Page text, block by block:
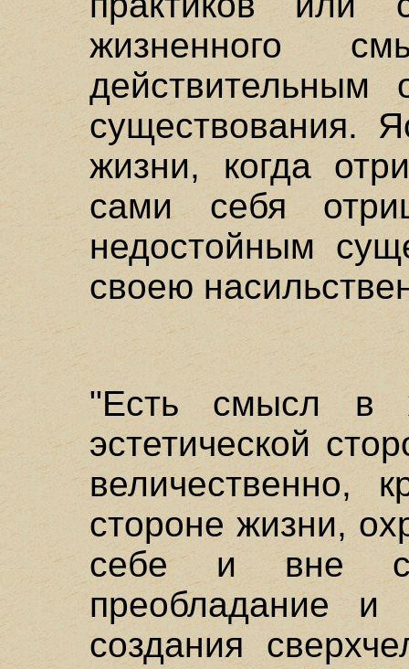
жизненного
действительным
существования.
жизни, когда
сами себя
недостойным
своею
"Есть смысл в
эстетической
величественно,
стороне жизни,
себе и вне
преобладание и
создания